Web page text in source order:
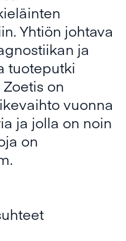
Yhtiön johtava
ja
tuoteputki
on
vuonna
ja jolla on noin
on
.